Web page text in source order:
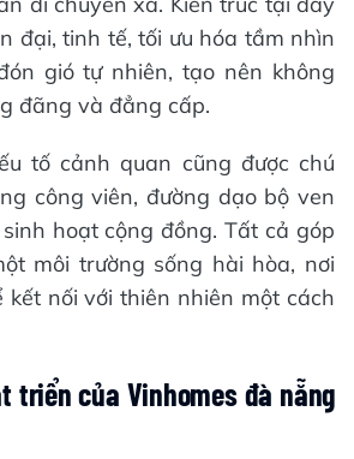
đại, tinh tế, tối ưu hóa tầm nhìn
gió tự nhiên, tạo nên không
đãng và đẳng cấp.
tố cảnh quan cũng được chú
công viên, đường dạo bộ ven
hoạt cộng đồng. Tất cả góp
môi trường sống hài hòa, nơi
kết nối với thiên nhiên một cách
triển của Vinhomes đà nẵng